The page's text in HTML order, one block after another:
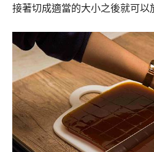
接著切成適當的大小之後就可以